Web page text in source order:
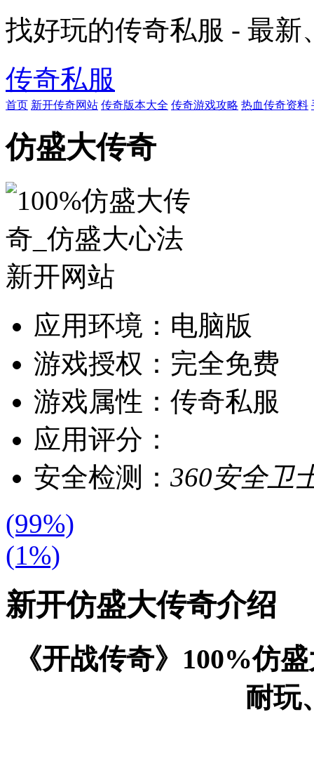
找好玩的传奇私服 - 最
传奇私服
首页 新开传奇网站 传奇版本大全 传奇游戏攻略 热血传奇资料
仿盛大传奇
应用环境： 电脑版
游戏授权： 完全免费
游戏属性： 传奇私服
应用评分：
安全检测： 360安全卫
(99%)
(1%)
新开仿盛大传奇介绍
《开战传奇》100%仿
耐玩